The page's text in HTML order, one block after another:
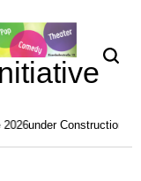
under Construction